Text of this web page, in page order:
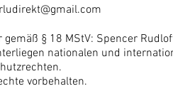
§ 18 MStV: Spencer
nationalen und
vorbehalten.